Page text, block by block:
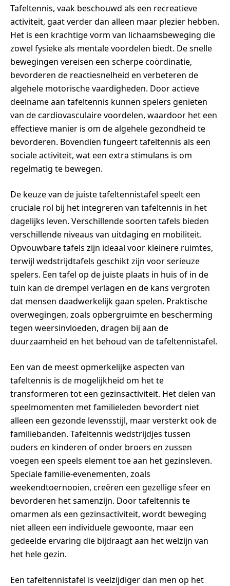
Tafeltennis, vaak beschouwd als een recreatieve
activiteit, gaat verder dan alleen maar plezier hebben.
Het is een krachtige vorm van lichaamsbeweging die
zowel fysieke als mentale voordelen biedt. De snelle
bewegingen vereisen een scherpe coördinatie,
bevorderen de reactiesnelheid en verbeteren de
algehele motorische vaardigheden. Door actieve
deelname aan tafeltennis kunnen spelers genieten
van de cardiovasculaire voordelen, waardoor het een
effectieve manier is om de algehele gezondheid te
bevorderen. Bovendien fungeert tafeltennis als een
sociale activiteit, wat een extra stimulans is om
regelmatig te bewegen.
De keuze van de juiste tafeltennistafel speelt een
cruciale rol bij het integreren van tafeltennis in het
dagelijks leven. Verschillende soorten tafels bieden
verschillende niveaus van uitdaging en mobiliteit.
Opvouwbare tafels zijn ideaal voor kleinere ruimtes,
terwijl wedstrijdtafels geschikt zijn voor serieuze
spelers. Een tafel op de juiste plaats in huis of in de
tuin kan de drempel verlagen en de kans vergroten
dat mensen daadwerkelijk gaan spelen. Praktische
overwegingen, zoals opbergruimte en bescherming
tegen weersinvloeden, dragen bij aan de
duurzaamheid en het behoud van de tafeltennistafel.
Een van de meest opmerkelijke aspecten van
tafeltennis is de mogelijkheid om het te
transformeren tot een gezinsactiviteit. Het delen van
speelmomenten met familieleden bevordert niet
alleen een gezonde levensstijl, maar versterkt ook de
familiebanden. Tafeltennis wedstrijdjes tussen
ouders en kinderen of onder broers en zussen
voegen een speels element toe aan het gezinsleven.
Speciale familie-evenementen, zoals
weekendtoernooien, creëren een gezellige sfeer en
bevorderen het samenzijn. Door tafeltennis te
omarmen als een gezinsactiviteit, wordt beweging
niet alleen een individuele gewoonte, maar een
gedeelde ervaring die bijdraagt aan het welzijn van
het hele gezin.
Een tafeltennistafel is veelzijdiger dan men op het